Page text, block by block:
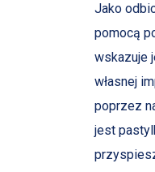
Jako
pomocą
wskazuje
własnej
poprzez
jest